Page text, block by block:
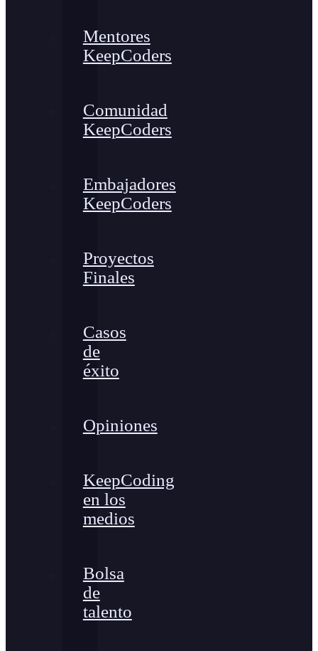
Mentores
KeepCoders
Comunidad
KeepCoders
Embajadores
KeepCoders
Proyectos
Finales
Casos
de
éxito
Opiniones
KeepCoding
en los
medios
Bolsa
de
talento